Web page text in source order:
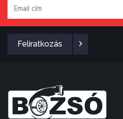
Feliratkozás